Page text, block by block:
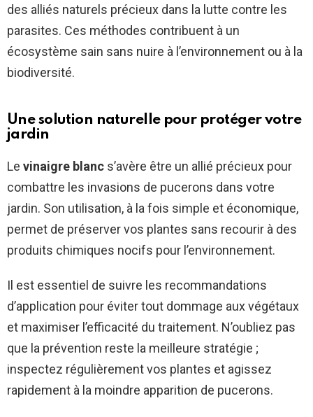
des alliés naturels précieux dans la lutte contre les
parasites. Ces méthodes contribuent à un
écosystème sain sans nuire à l’environnement ou à la
biodiversité.
Une solution naturelle pour protéger votre
jardin
Le vinaigre blanc s’avère être un allié précieux pour
combattre les invasions de pucerons dans votre
jardin. Son utilisation, à la fois simple et économique,
permet de préserver vos plantes sans recourir à des
produits chimiques nocifs pour l’environnement.
Il est essentiel de suivre les recommandations
d’application pour éviter tout dommage aux végétaux
et maximiser l’efficacité du traitement. N’oubliez pas
que la prévention reste la meilleure stratégie ;
inspectez régulièrement vos plantes et agissez
rapidement à la moindre apparition de pucerons.